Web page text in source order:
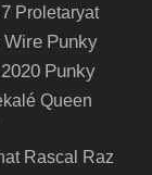
Proletaryat
Wire Punky
Punky
Queen
Rascal
Raz